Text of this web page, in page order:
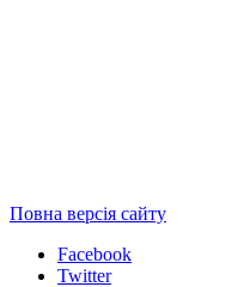
Повна версія сайту
Facebook
Twitter